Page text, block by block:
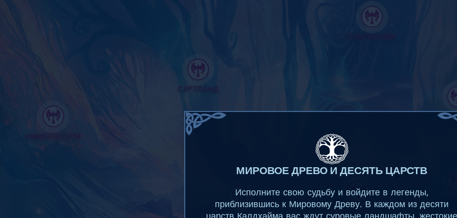
АКСГАРД
БРЕТАГАРД
СУРТЛАНД
МИРОВОЕ ДРЕВО И ДЕСЯТЬ ЦАРСТВ
Исполните свою судьбу и войдите в легенды,
приблизившись к Мировому Древу. В каждом из десяти
царств Калдхайма вас ждут суровые ландшафты, жестокие